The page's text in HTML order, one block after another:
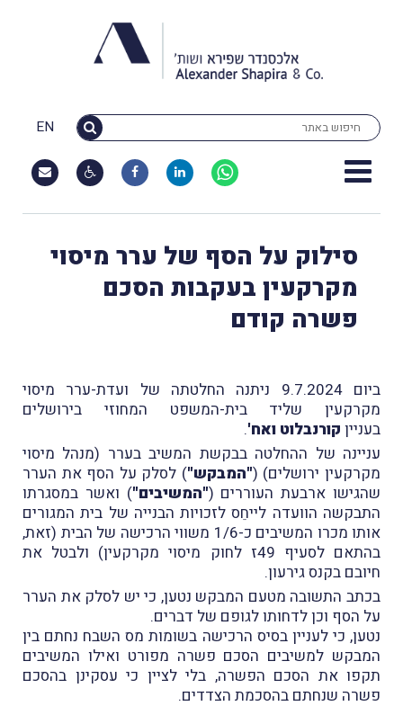
EN
סילוק על הסף של ערר מיסוי
מקרקעין בעקבות הסכם
פשרה קודם
ביום 9.7.2024 ניתנה החלטתה של ועדת-ערר מיסוי
מקרקעין שליד בית-המשפט המחוזי בירושלים
בעניין קורנבלוט ואח'.
עניינה של ההחלטה בבקשת המשיב בערר (מנהל מיסוי
מקרקעין ירושלים) ("המבקש") לסלק על הסף את הערר
שהגישו ארבעת העוררים ("המשיבים") ואשר במסגרתו
התבקשה הוועדה לייחֵס לזכויות הבנייה של בית המגורים
אותו מכרו המשיבים כ-1/6 משווי הרכישה של הבית (זאת,
בהתאם לסעיף 49ז לחוק מיסוי מקרקעין) ולבטל את
חיובם בקנס גירעון.
בכתב התשובה מטעם המבקש נטען, כי יש לסלק את הערר
על הסף וכן לדחותו לגופם של דברים.
נטען, כי לעניין בסיס הרכישה בשומות מס השבח נחתם בין
המבקש למשיבים הסכם פשרה מפורט ואילו המשיבים
תקפו את הסכם הפשרה, בלי לציין כי עסקינן בהסכם
פשרה שנחתם בהסכמת הצדדים.